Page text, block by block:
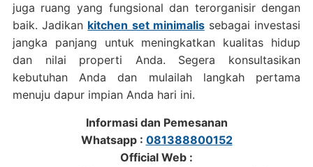
juga ruang yang fungsional dan terorganisir dengan
baik. Jadikan kitchen set minimalissebagai investasi
jangka panjang untuk meningkatkan kualitas hidup
dan nilai properti Anda. Segera konsultasikan
kebutuhan Anda dan mulailah langkah pertama
menuju dapur impian Anda hari ini.
Informasi dan Pemesanan
Whatsapp : 081388800152
Official Web :